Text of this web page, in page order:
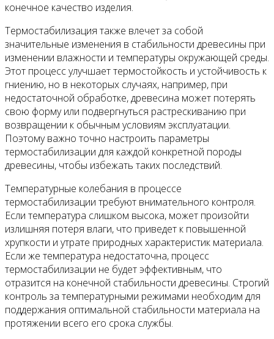
конечное качество изделия.
Термостабилизация также влечет за собой
значительные изменения в стабильности древесины при
изменении влажности и температуры окружающей среды.
Этот процесс улучшает термостойкость и устойчивость к
гниению, но в некоторых случаях, например, при
недостаточной обработке, древесина может потерять
свою форму или подвергнуться растрескиванию при
возвращении к обычным условиям эксплуатации.
Поэтому важно точно настроить параметры
термостабилизации для каждой конкретной породы
древесины, чтобы избежать таких последствий.
Температурные колебания в процессе
термостабилизации требуют внимательного контроля.
Если температура слишком высока, может произойти
излишняя потеря влаги, что приведет к повышенной
хрупкости и утрате природных характеристик материала.
Если же температура недостаточна, процесс
термостабилизации не будет эффективным, что
отразится на конечной стабильности древесины. Строгий
контроль за температурными режимами необходим для
поддержания оптимальной стабильности материала на
протяжении всего его срока службы.